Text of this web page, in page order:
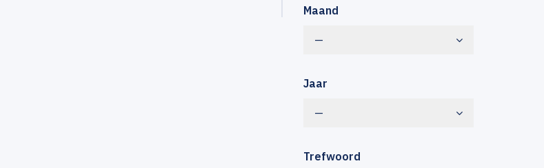
Maand
—
Jaar
—
Trefwoord